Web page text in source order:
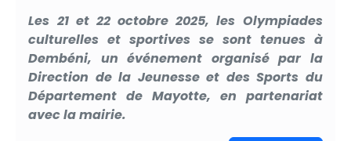
Les 21 et 22 octobre 2025, les Olympiades
culturelles et sportives se sont tenues à
Dembéni, un événement organisé par la
Direction de la Jeunesse et des Sports du
Département de Mayotte, en partenariat
avec la mairie.